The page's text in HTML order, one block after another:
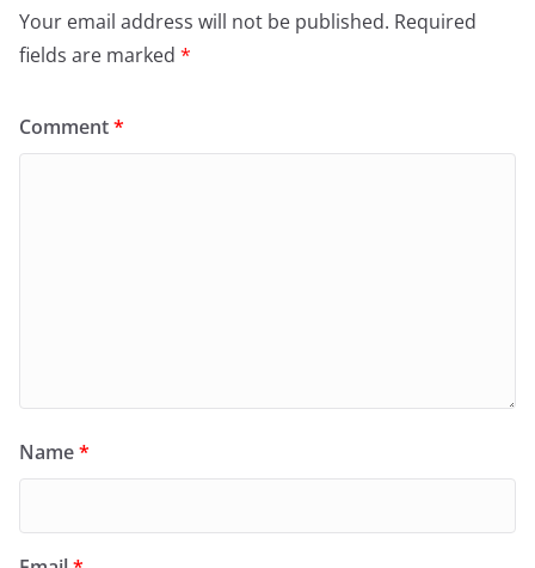
Your email address will not be published. Required
fields are marked *
Comment*
Name*